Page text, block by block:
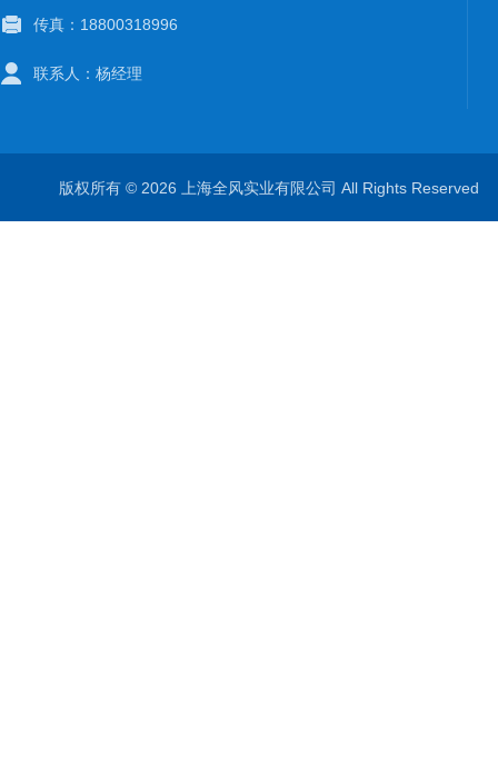
传真：18800318996
联系人：杨经理
版权所有 © 2026 上海全风实业有限公司 All Rights